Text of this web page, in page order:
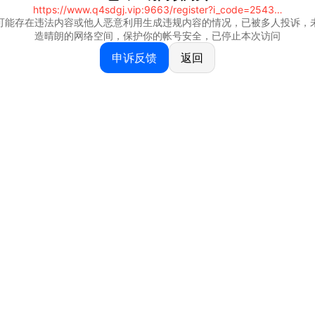
https://www.q4sdgj.vip:9663/register?i_code=25430844
能存在违法内容或他人恶意利用生成违规内容的情况，已被多人投诉，
造晴朗的网络空间，保护你的帐号安全，已停止本次访问
申诉反馈 返回